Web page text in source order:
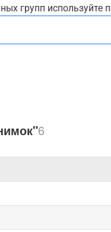
групп используйте
6